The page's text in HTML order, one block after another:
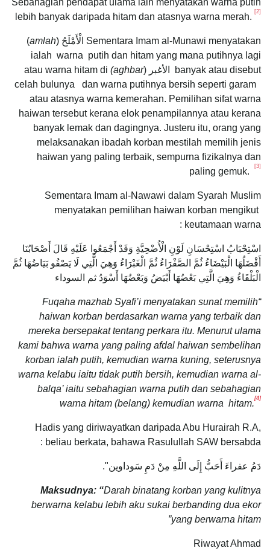
Sebahagian pendapat ulama lain menyatakan warna putih
lebih banyak daripada hitam dan atasnya warna merah. [2]
Sementara Imam al-Munawi menyatakan الْأَمْلَحُ ( amlah
)
ialah warna putih dan hitam yang mana putihnya lagi
banyak atau disebut الأغبر (
aghbar)
atau warna hitam di
celah bulunya dan warna putihnya bersih seperti garam
atau atasnya warna kemerahan. Pemilihan sifat warna
haiwan tersebut kerana elok penampilannya atau kerana
banyak lemak dan dagingnya. Justeru itu, orang yang
melaksanakan ibadah korban mestilah memilih jenis
haiwan yang paling terbaik, sempurna fizikalnya dan
paling gemuk.
[3]
Sementara Imam al-Nawawi dalam Syarah Muslim
menyatakan pemilihan haiwan korban mengikut
keutamaan warna :
اسْتِحْبَابُ اسْتِحْسَانِ لَوْنِ الْأُضْحِيَّةِ وَقَدْ أَجْمَعُوا عَلَيْهِ قَالَ أَصْحَابُنَا
أَفْضَلُهَا الْبَيْضَاءُ ثُمَّ الصَّفْرَاءُ ثُمَّ الْغَبْرَاءُ وَهِيَ الَّتِي لَا يَصْفُو بَيَاضُهَا ثُمَّ
الْبَلْقَاءُ وَهِيَ الَّتِي بَعْضُهَا أَبْيَضُ وَبَعْضُهَا أَسْوَدُ ثم السوداء
“Fuqaha mazhab Syafi’i menyatakan sunat memilih
haiwan korban berdasarkan warna yang terbaik dan
mereka bersepakat tentang perkara itu. Menurut ulama
kami bahwa warna yang paling afdal haiwan sembelihan
korban ialah putih, kemudian warna kuning, seterusnya
warna kelabu iaitu tidak putih bersih, kemudian warna al-
balqa’ iaitu sebahagian warna putih dan sebahagian
warna hitam (belang) kemudian warna hitam.[4]
Hadis yang diriwayatkan daripada Abu Hurairah R.A,
beliau berkata, bahawa Rasulullah SAW bersabda :
دَمُ عفراءَ أَحَبُّ إِلَى اللَّهِ مِنْ دَمِ سَوداوين".
Maksudnya: “Darah binatang korban yang kulitnya
berwarna kelabu lebih aku sukai berbanding dua ekor
yang berwarna hitam”
Riwayat Ahmad